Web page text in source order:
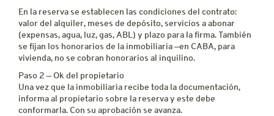
En la reserva se establecen las condiciones del contrato:
valor del alquiler, meses de depósito, servicios a abonar
(expensas, agua, luz, gas, ABL) y plazo para la firma. También
se fijan los honorarios de la inmobiliaria —en CABA, para
vivienda, no se cobran honorarios al inquilino.
Paso 2 — Ok del propietario
Una vez que la inmobiliaria recibe toda la documentación,
informa al propietario sobre la reserva y este debe
conformarla. Con su aprobación se avanza.